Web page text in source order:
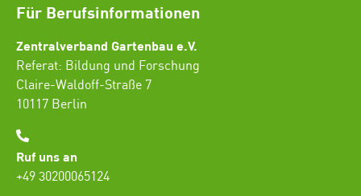
Für Berufsinformationen
Zentralverband Gartenbau e.V.
Referat: Bildung und Forschung
Claire-Waldoff-Straße 7
10117 Berlin
Ruf uns an
+49 30200065124